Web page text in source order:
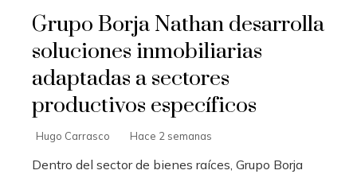
Grupo Borja Nathan desarrolla
soluciones inmobiliarias
adaptadas a sectores
productivos específicos
Hugo Carrasco Hace 2 semanas
Dentro del sector de bienes raíces, Grupo Borja